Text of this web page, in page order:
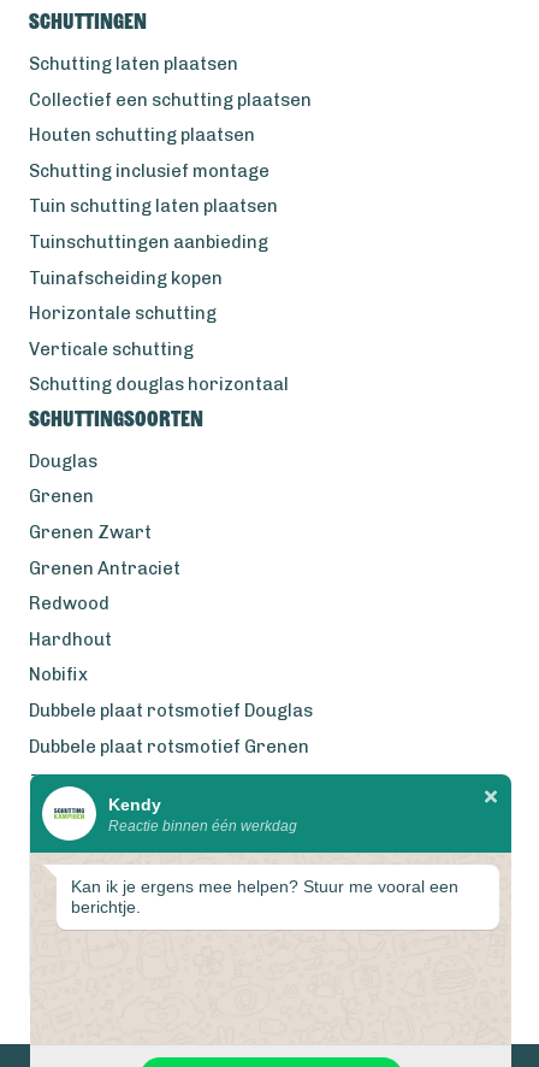
Schuttingen
Schutting laten plaatsen
Collectief een schutting plaatsen
Houten schutting plaatsen
Schutting inclusief montage
Tuin schutting laten plaatsen
Tuinschuttingen aanbieding
Tuinafscheiding kopen
Horizontale schutting
Verticale schutting
Schutting douglas horizontaal
Schuttingsoorten
Douglas
Grenen
Grenen Zwart
Grenen Antraciet
Redwood
Hardhout
Nobifix
Dubbele plaat rotsmotief Douglas
Dubbele plaat rotsmotief Grenen
Zweeds Rabat Douglas
Wij werken met eerlijke
gecertificeerde houtsoorten
Kendy
Reactie binnen één werkdag
Kan ik je ergens mee helpen? Stuur me vooral een
berichtje.